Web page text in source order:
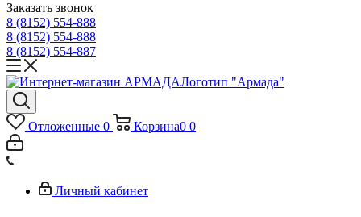
Заказать звонок
8 (8152) 554-888
8 (8152) 554-888
8 (8152) 554-887
Логотип "Армада"
Отложенные 0 Корзина0 0
Личный кабинет